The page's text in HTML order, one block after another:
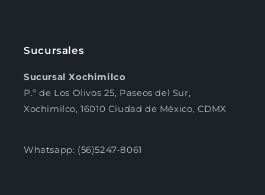
Sucursales
Sucursal Xochimilco
P.º de Los Olivos 25, Paseos del Sur,
Xochimilco, 16010 Ciudad de México, CDMX
Whatsapp: (56)5247-8061